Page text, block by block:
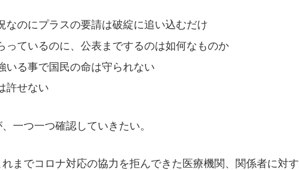
なのにプラスの要請は破綻に追い込むだけ
っているのに、公表までするのは如何なものか
いる事で国民の命は守られない
許せない
一つ一つ確認していきたい。
までコロナ対応の協力を拒んできた医療機関、関係者に対す